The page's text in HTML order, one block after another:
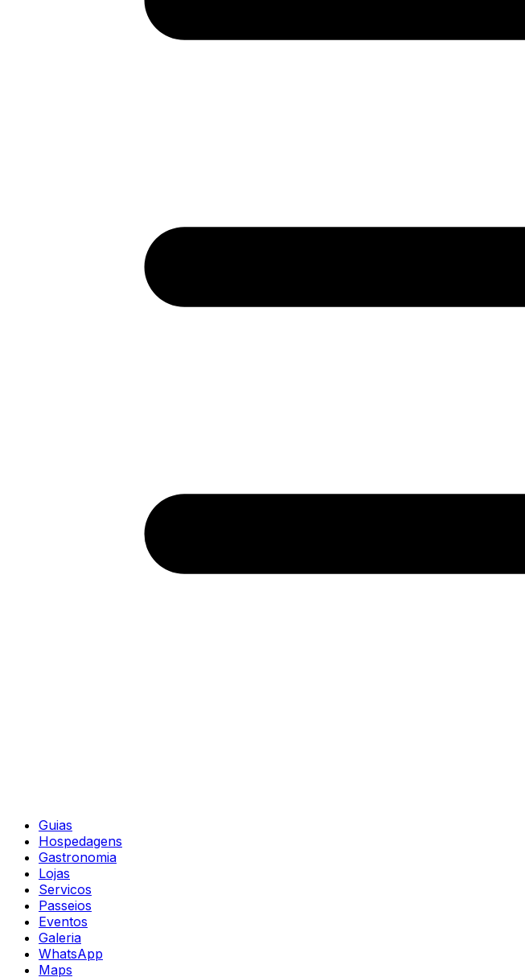
Guias
Hospedagens
Gastronomia
Lojas
Servicos
Passeios
Eventos
Galeria
WhatsApp
Maps